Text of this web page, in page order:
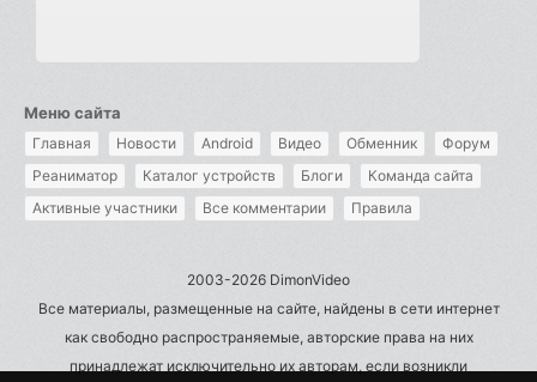
Меню сайта
Главная Новости Android Видео Обменник
Форум
Реаниматор
Каталог устройств Блоги
Команда сайта
Активные участники
Все комментарии Правила
2003-2026 DimonVideo
Все материалы, размещенные на сайте, найдены в сети интернет
как свободно распространяемые, авторские права на них
принадлежат исключительно их авторам, если возникли